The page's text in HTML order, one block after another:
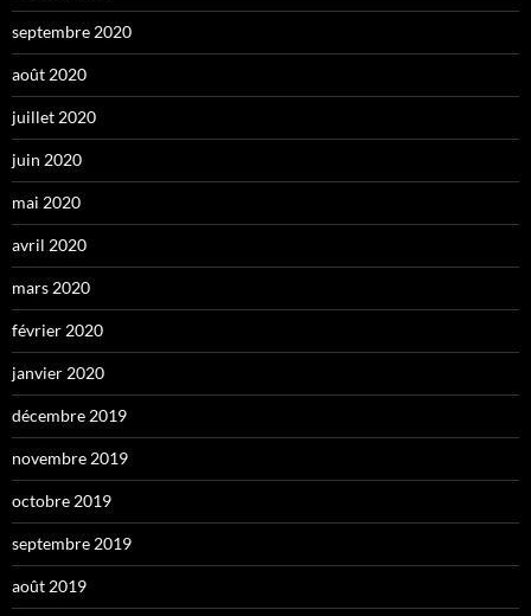
septembre 2020
août 2020
juillet 2020
juin 2020
mai 2020
avril 2020
mars 2020
février 2020
janvier 2020
décembre 2019
novembre 2019
octobre 2019
septembre 2019
août 2019